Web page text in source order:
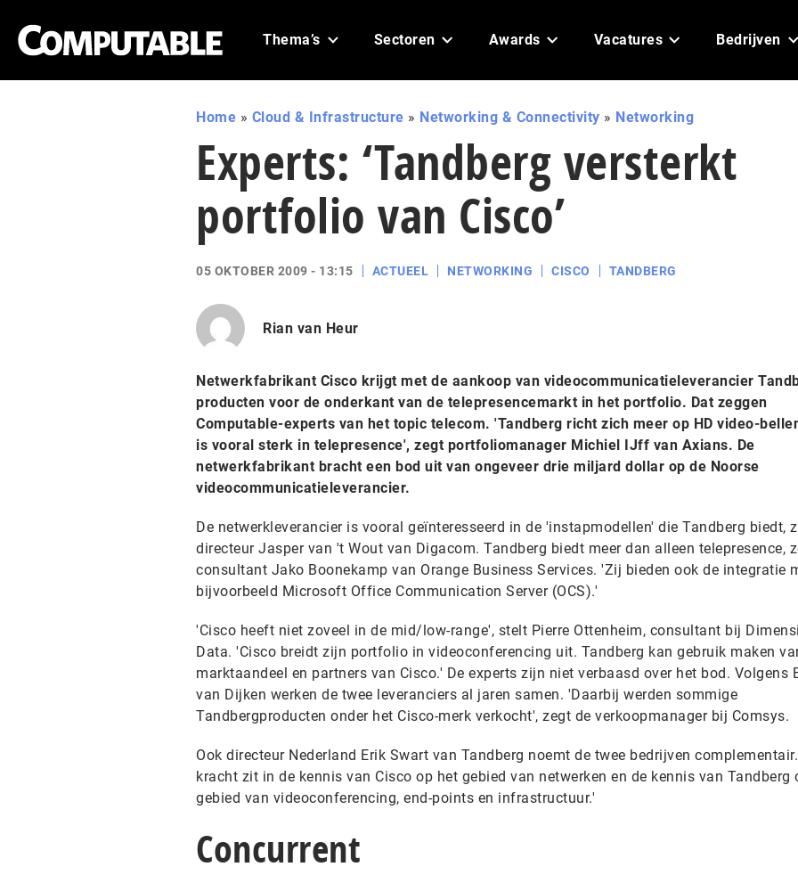
Thema’s Sectoren Awards Vacatures Bedrijven
Home » Cloud & Infrastructure » Networking & Connectivity » Networking
Experts: ‘Tandberg versterkt
portfolio van Cisco’
05 OKTOBER 2009 - 13:15 ACTUEEL NETWORKING CISCO TANDBERG
Rian van Heur
Netwerkfabrikant Cisco krijgt met de aankoop van videocommunicatieleverancier
producten voor de onderkant van de telepresencemarkt in het portfolio. Dat zeggen
Computable-experts van het topic telecom. 'Tandberg richt zich meer op HD video-
is vooral sterk in telepresence', zegt portfoliomanager Michiel IJff van Axians. De
netwerkfabrikant bracht een bod uit van ongeveer drie miljard dollar op de Noorse
videocommunicatieleverancier.
De netwerkleverancier is vooral geïnteresseerd in de 'instapmodellen' die Tandberg biedt,
directeur Jasper van 't Wout van Digacom. Tandberg biedt meer dan alleen telepresence,
consultant Jako Boonekamp van Orange Business Services. 'Zij bieden ook de integratie
bijvoorbeeld Microsoft Office Communication Server (OCS).'
'Cisco heeft niet zoveel in de mid/low-range', stelt Pierre Ottenheim, consultant bij
Data. 'Cisco breidt zijn portfolio in videoconferencing uit. Tandberg kan gebruik maken
marktaandeel en partners van Cisco.' De experts zijn niet verbaasd over het bod. Volgens
van Dijken werken de twee leveranciers al jaren samen. 'Daarbij werden sommige
Tandbergproducten onder het Cisco-merk verkocht', zegt de verkoopmanager bij Comsys.
Ook directeur Nederland Erik Swart van Tandberg noemt de twee bedrijven
kracht zit in de kennis van Cisco op het gebied van netwerken en de kennis van Tandberg
gebied van videoconferencing, end-points en infrastructuur.'
Concurrent